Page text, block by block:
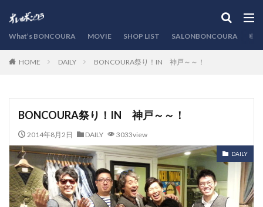
What’s BONCOURA MOVIE SHOP LIST SALONBONCOURA
HOME DAILY BONCOURA祭り！IN 神戸～～！
BONCOURA祭り！IN 神戸～～！
2014年8月2日 DAILY 3033view
DAILY
カテゴリー
検索